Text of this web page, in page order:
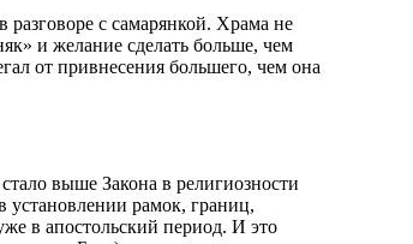
с самарянкой. Храма не
и желание сделать больше, чем
от привнесения большего, чем она
выше Закона в религиозности
установлении рамок, границ,
в апостольский период. И это